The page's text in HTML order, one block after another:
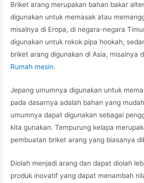
Briket arang merupakan bahan bakar
digunakan untuk memasak atau
misalnya di Eropa, di negara-negara
digunakan untuk rokok pipa hookah,
briket arang digunakan di Asia, misalnya
Rumah mesin.
Jepang umumnya digunakan untuk
pada dasarnya adalah bahan yang
umumnya dapat digunakan sebagai
kita gunakan. Tempurung kelapa
pembuatan briket arang yang biasanya
Diolah menjadi arang dan dapat diolah
produk inovatif yang dapat menambah